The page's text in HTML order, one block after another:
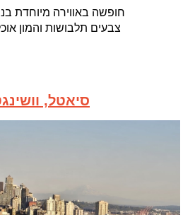
חופשה באווירה מיוחדת
צבעים תלבושות והמון
סיאטל,